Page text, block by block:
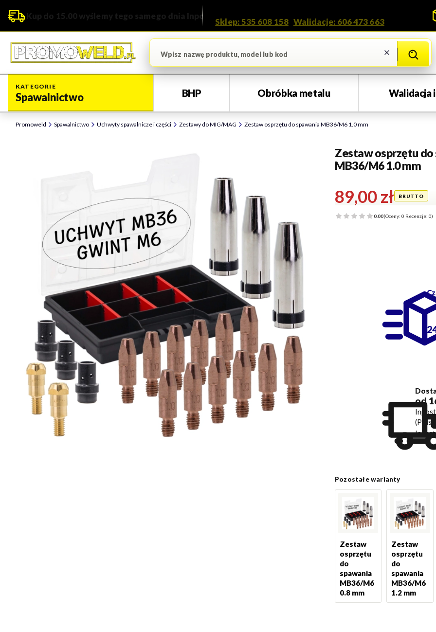
Kup do 15.00 wyślemy tego samego dnia Inpost
Sklep: 535 608 158• Walidacje: 606 473 663
Wyczyść Szukaj
KATEGORIE
Spawalnictwo BHP Obróbka metalu Walidacja
Promoweld Spawalnictwo Uchwyty spawalnicze i części Zestawy do MIG/MAG Zestaw osprzętu do spawania MB36/M6 1.0 mm
Zestaw osprzętu do
MB36/M6 1.0 mm
0.00(Oceny: 0 Recenzje: 0)
Cena
89,00 zł
Pozostałe warianty
Zestaw
osprzętu
do
spawania
MB36/M6
0.8 mm
Zestaw
osprzętu
do
spawania
MB36/M6
1.2 mm
od
Inpost